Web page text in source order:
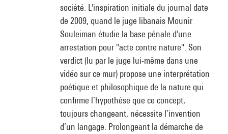
société. L'inspiration initiale du journal date
de 2009, quand le juge libanais Mounir
Souleiman étudie la base pénale d'une
arrestation pour "acte contre nature". Son
verdict (lu par le juge lui-même dans une
vidéo sur ce mur) propose une interprétation
poétique et philosophique de la nature qui
confirme l’hypothèse que ce concept,
toujours changeant, nécessite l’invention
d’un langage. Prolongeant la démarche de